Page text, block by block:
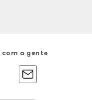
com a gente